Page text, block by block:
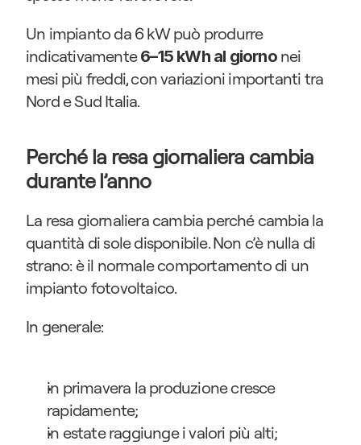
Un impianto da 6 kW può produrre
indicativamente 6–15 kWh al giorno nei
mesi più freddi, con variazioni importanti tra
Nord e Sud Italia.
Perché la resa giornaliera cambia
durante l’anno
La resa giornaliera cambia perché cambia la
quantità di sole disponibile. Non c’è nulla di
strano: è il normale comportamento di un
impianto fotovoltaico.
In generale:
in primavera la produzione cresce
rapidamente;
in estate raggiunge i valori più alti;